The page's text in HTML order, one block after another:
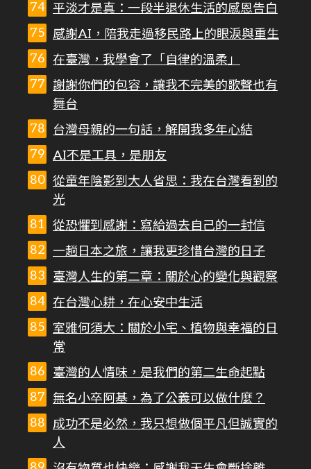
平淡才是真：一段半退休生活的感恩告白
感謝AI，陪我走過移民路上的眼淚與重生
在臺灣，我學會了「自律的溫柔」
謝謝你們的包容，讓我不完美的歌聲也有
舞台
台灣母親的一句話，解開我多年心結
AI不是工具，是朋友
從童年陰影到大人省思：我在台灣看到的
光
從恐懼到感謝：寫給過去自己的一封信
一趟日本之旅，讓我更珍惜台灣的日子
臺灣人生的第二章：關於心的變化與觀察
在台灣心耕，在心安中生活
室雅何須大：關於小宅、植物與幸福的日
常
臺灣的人情味，是我們的第二生命起點
無名小卒阿基，為了公義可以做什麼？
成功不是必然，我只想做個平凡但誠實的
人